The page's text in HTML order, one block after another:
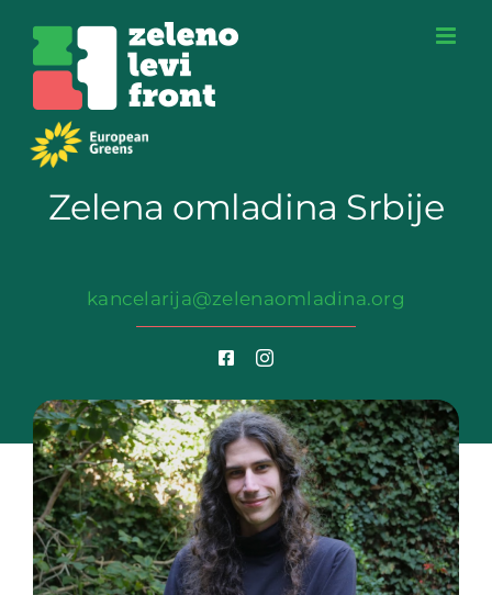
content
Zelena omladina Srbije
kancelarija@zelenaomladina.org